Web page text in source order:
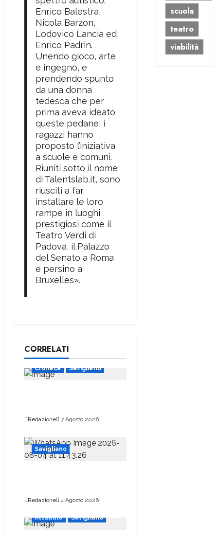
Enrico Balestra,
Nicola Barzon,
Lodovico Lancia ed
Enrico Padrin.
Unendo gioco, arte
e ingegno, e
prendendo spunto
da una donna
tedesca che per
prima aveva ideato
queste pedane, i
ragazzi hanno
proposto l’iniziativa
a scuole e comuni.
Riuniti sotto il nome
di Talentslab.it, sono
riusciti a far
installare le loro
rampe in luoghi
prestigiosi come il
Teatro Verdi di
Padova, il Palazzo
del Senato a Roma
e persino a
Bruxelles».
CORRELATI
Cronaca Savigliano
Redazione 7 Agosto 2026
Savigliano
Redazione 4 Agosto 2026
Attualità Savigliano
scuola
teatro
viabilità